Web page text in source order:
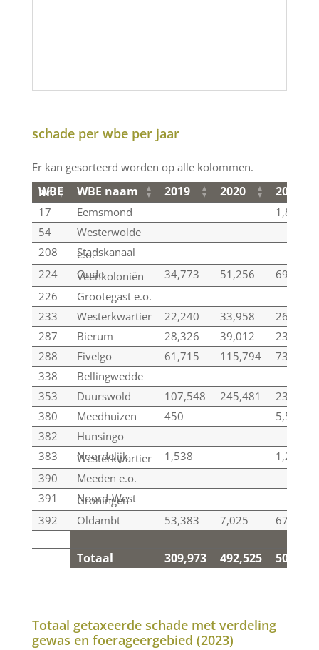
schade per wbe per jaar
Er kan gesorteerd worden op alle kolommen.
WBE nr. WBE naam 2019 2020 2021
Totaal 309,973 492,525 501,063
WBE nr. WBE naam 2019 2020 2021
17 Eemsmond
1,841
54
Westerwolde
208
Stadskanaal
e.o.
224
Oude
Veenkoloniën 34,773 51,256
69,134
226
Grootegast e.o.
233
Westerkwartier 22,240 33,958
26,526
287
Bierum 28,326 39,012
23,138
288
Fivelgo 61,715 115,794
73,451
338
Bellingwedde
353
Duurswold 107,548 245,481
232,521
380
Meedhuizen 450
5,520
382
Hunsingo
383
Noordelijk
Westerkwartier 1,538
1,292
390
Meeden e.o.
391
Noord-West
Groningen
392
Oldambt 53,383 7,025 67,640
Totaal 309,973 492,525 501,063
Totaal getaxeerde schade met verdeling
gewas en foerageergebied (2023)